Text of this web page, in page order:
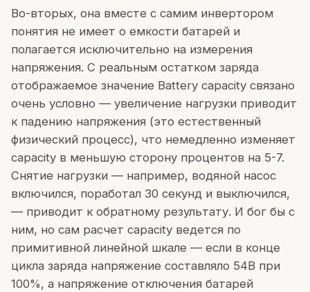
Во-вторых, она вместе с самим инвертором
понятия не имеет о емкости батарей и
полагается исключительно на измерения
напряжения. С реальным остатком заряда
отображаемое значение Battery capacity связано
очень условно — увеличение нагрузки приводит
к падению напряжения (это естественный
физический процесс), что немедленно изменяет
capacity в меньшую сторону процентов на 5-7.
Снятие нагрузки — например, водяной насос
включился, поработал 30 секунд и выключился,
— приводит к обратному результату. И бог бы с
ним, но сам расчет capacity ведется по
примитивной линейной шкале — если в конце
цикла заряда напряжение составляло 54В при
100%, а напряжение отключения батарей